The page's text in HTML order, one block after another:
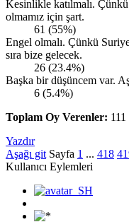
Kesinlikle katılmalı.
olmamız için şart.
61 (55%)
Engel olmalı. Çünkü
sıra bize gelecek.
26 (23.4%)
Başka bir düşüncem var.
6 (5.4%)
Toplam Oy Verenler: 111
Yazdır
Aşağı git Sayfa 1 ... 418
Kullanıcı Eylemleri